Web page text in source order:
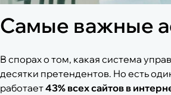
Самые важные
В спорах о том, какая система
десятки претендентов. Но есть
работает43% всех сайтов в